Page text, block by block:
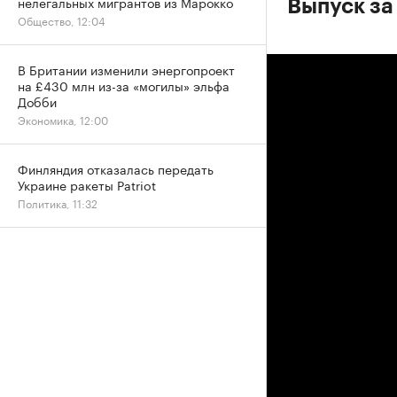
Выпуск
Общество, 12:04
В Британии изменили энергопроект
на £430 млн из-за «могилы» эльфа
Добби
Экономика, 12:00
Финляндия отказалась передать
Украине ракеты Patriot
Политика, 11:32